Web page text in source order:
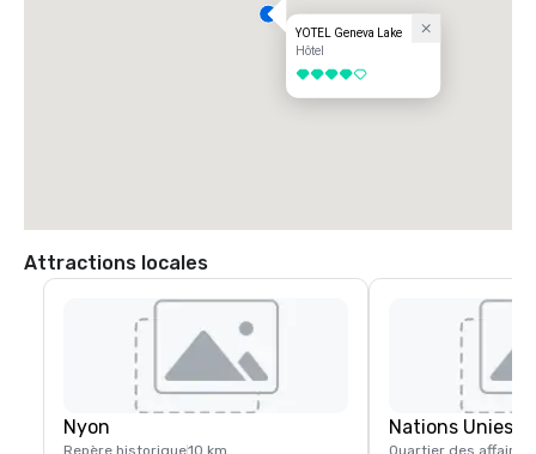
YOTEL Geneva Lake
Hôtel
4 sur 5
Attractions locales
Nyon
Repère historique10 km
Nations Unies
Quartier des affaires